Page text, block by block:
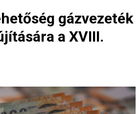
gázvezeték
a XVIII.